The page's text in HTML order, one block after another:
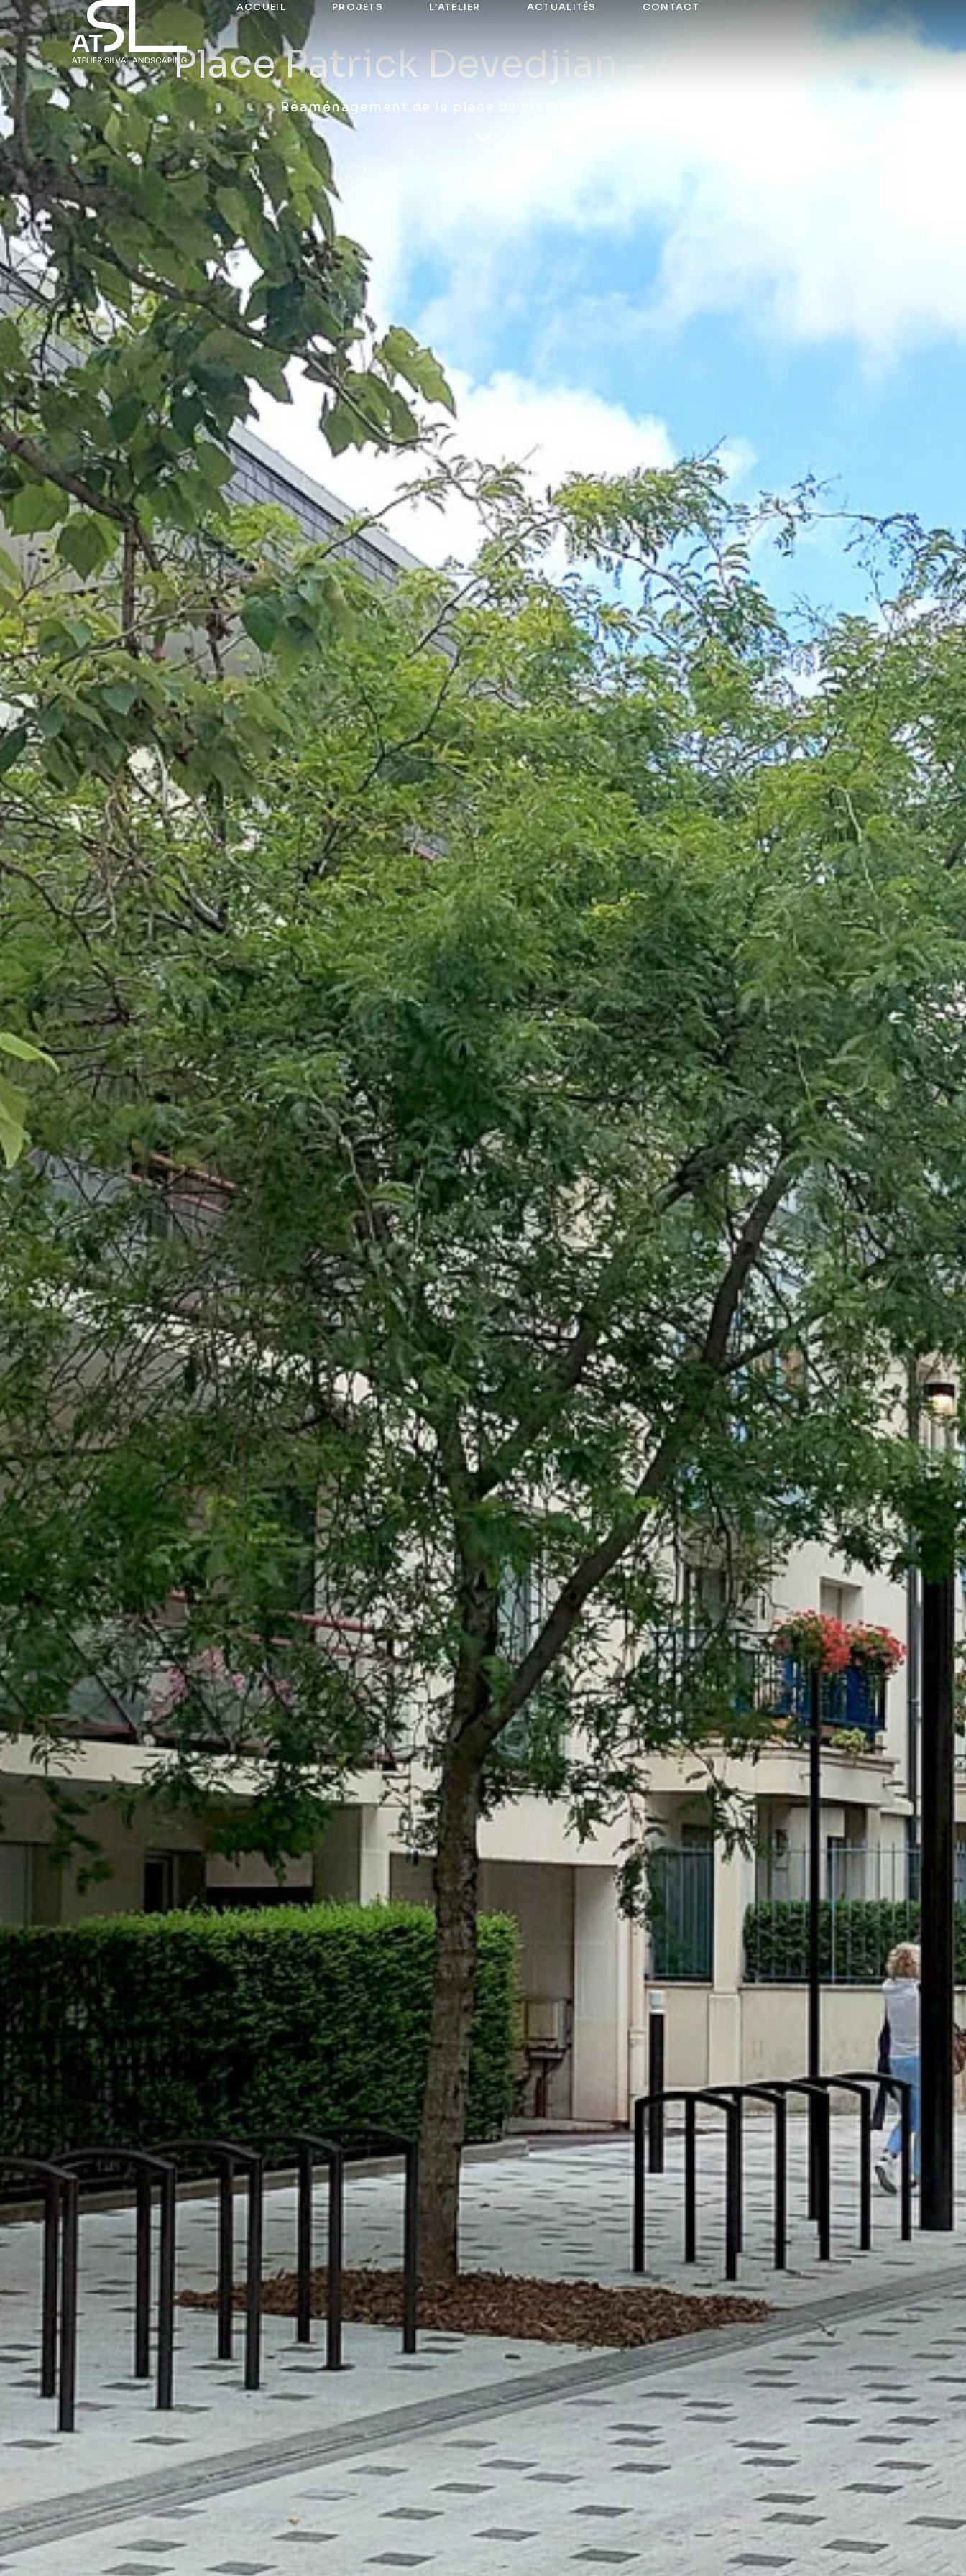
ACCUEIL PROJETS L’ATELIER ACTUALITÉS CONTACT
Place Patrick Devedjian – Antony
Réaménagement de la place du marché et ses abords